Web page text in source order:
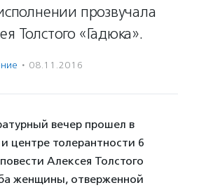
прозвучала
Толстого «Гадюка».
· 08.11.2016
вечер прошел в
центре толерантности 6
Алексея Толстого
женщины, отверженной